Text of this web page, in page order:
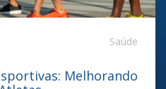
Saúde
Melhorando